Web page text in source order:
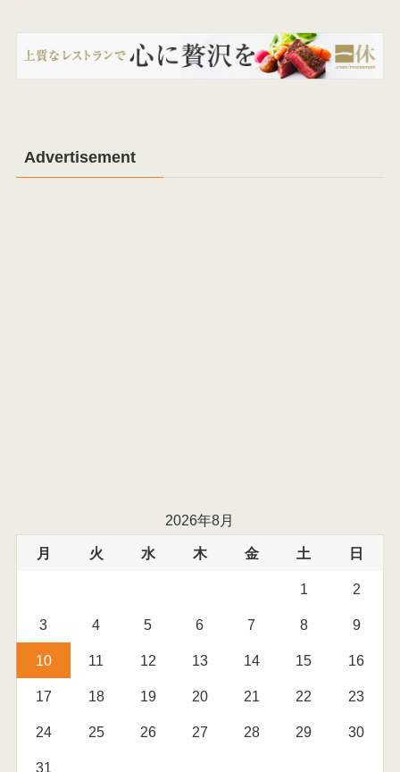
Advertisement
2026年8月
月 火 水 木 金 土 日
1 2
3 4 5 6 7 8 9
10 11 12 13 14 15 16
17 18 19 20 21 22 23
24 25 26 27 28 29 30
31